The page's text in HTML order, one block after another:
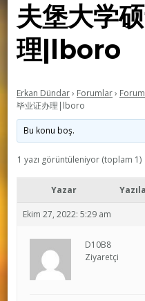
夫堡大学
理|lboro
Erkan Dündar› Forumlar› Forum
毕业证办理|lboro
Bu konu boş.
1 yazı görüntüleniyor (toplam 1)
Yazar
Ekim 27, 2022: 5:29 am
D10B8
Ziyaretçi